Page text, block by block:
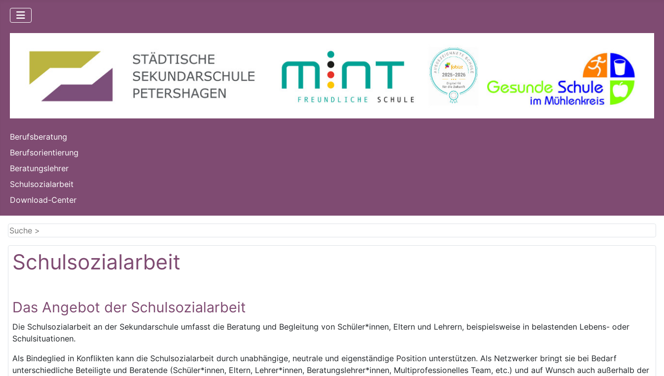
Berufsberatung
Berufsorientierung
Beratungslehrer
Schulsozialarbeit
Download-Center
Schulsozialarbeit
Das Angebot der Schulsozialarbeit
Die Schulsozialarbeit an der Sekundarschule umfasst die Beratung und Begleitung von Schüler*innen, Eltern und Lehrern, beispielsweise in belastenden Lebens- oder
Schulsituationen.
Als Bindeglied in Konflikten kann die Schulsozialarbeit durch unabhängige, neutrale und eigenständige Position unterstützen. Als Netzwerker bringt sie bei Bedarf
unterschiedliche Beteiligte und Beratende (Schüler*innen, Eltern, Lehrer*innen, Beratungslehrer*innen, Multiprofessionelles Team, etc.) und auf Wunsch auch außerhalb der